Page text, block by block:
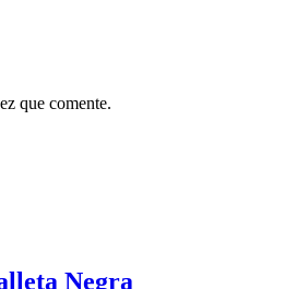
que comente.
Negra